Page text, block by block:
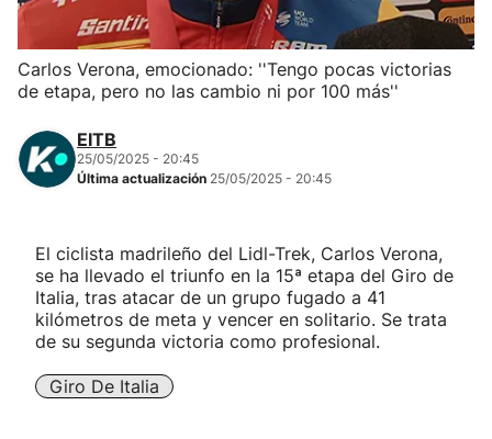
Kirolak 360
Atletismo
Carreras de montaña
Más deportes
"Helmuga"
Carlos Verona, emocionado: ''Tengo pocas victorias
de etapa, pero no las cambio ni por 100 más''
EITB
25/05/2025 - 20:45
Última actualización 25/05/2025 - 20:45
El ciclista madrileño del Lidl-Trek, Carlos Verona,
se ha llevado el triunfo en la 15ª etapa del Giro de
Italia, tras atacar de un grupo fugado a 41
kilómetros de meta y vencer en solitario. Se trata
de su segunda victoria como profesional.
Giro De Italia